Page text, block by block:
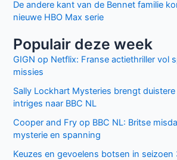
De andere kant van de Bennet familie
nieuwe HBO Max serie
Populair deze week
GIGN op Netflix: Franse actiethriller vol
missies
Sally Lockhart Mysteries brengt
intriges naar BBC NL
Cooper and Fry op BBC NL: Britse
mysterie en spanning
Keuzes en gevoelens botsen in